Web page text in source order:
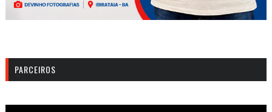
PARCEIROS